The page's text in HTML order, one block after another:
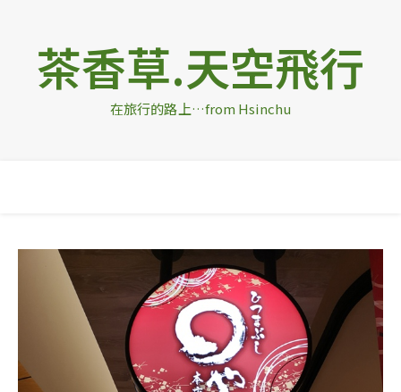
茶香草.天空飛行
在旅行的路上…from Hsinchu